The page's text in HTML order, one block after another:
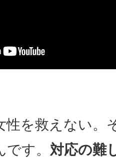
性を救えない。
す。 対応の難